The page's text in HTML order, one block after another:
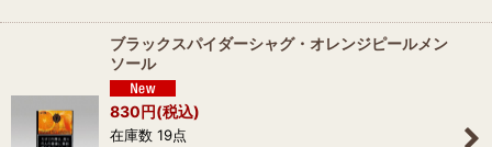
ブラックスパイダーシャグ・オレンジピールメン
ソール
830円(税込)
在庫数 19点